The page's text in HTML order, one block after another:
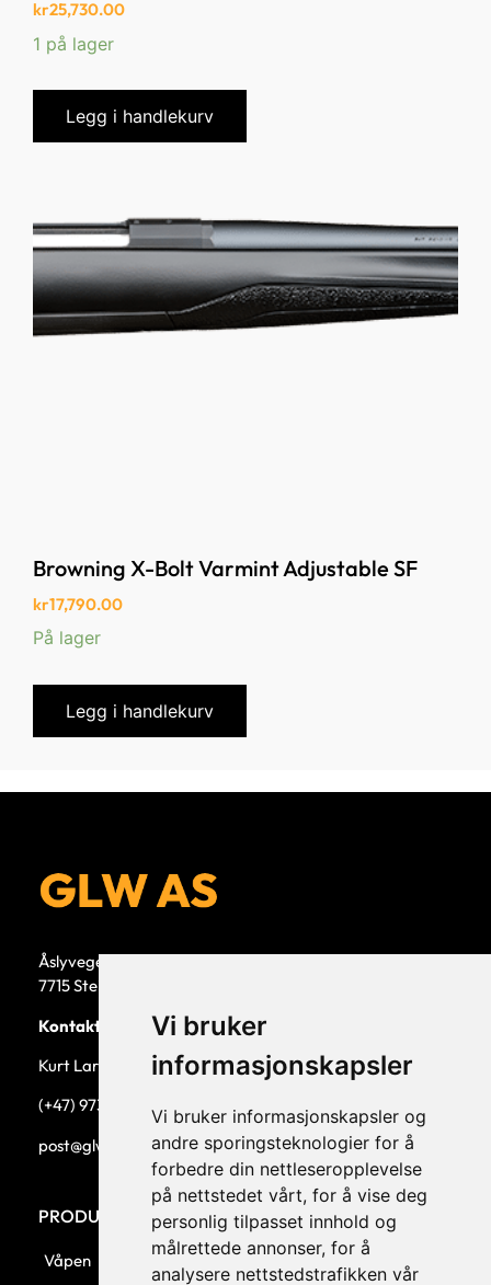
Vi bruker
informasjonskapsler
Vi bruker informasjonskapsler og
andre sporingsteknologier for å
forbedre din nettleseropplevelse
på nettstedet vårt, for å vise deg
personlig tilpasset innhold og
målrettede annonser, for å
analysere nettstedstrafikken vår
kr25,730.00
1 på lager
Legg i handlekurv
Browning X-Bolt Varmint Adjustable SF
kr17,790.00
På lager
Legg i handlekurv
Åslyvegen 5b
7715 Steinkjer
Kontaktperson
Kurt Larsen, daglig leder.
(+47) 973 33 332
post@glw.no
PRODUKTKATEGORIER
Våpen